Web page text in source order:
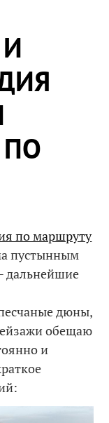
по маршруту
пустынным
дальнейшие
дюны,
обещаю
и